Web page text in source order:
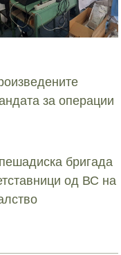
за операции
бригада
од ВС на